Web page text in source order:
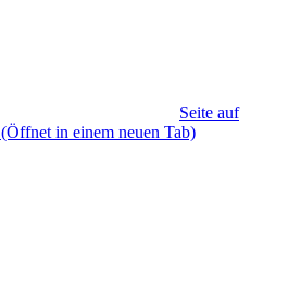
Seite auf
(Öffnet in einem neuen Tab)